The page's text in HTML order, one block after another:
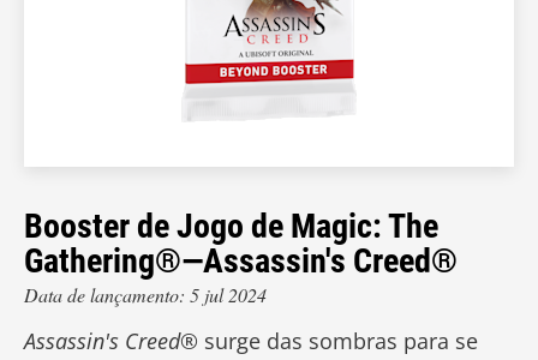
Booster de Jogo de Magic: The
Gathering®—Assassin's Creed®
Data de lançamento: 5 jul 2024
Assassin's Creed® surge das sombras para se